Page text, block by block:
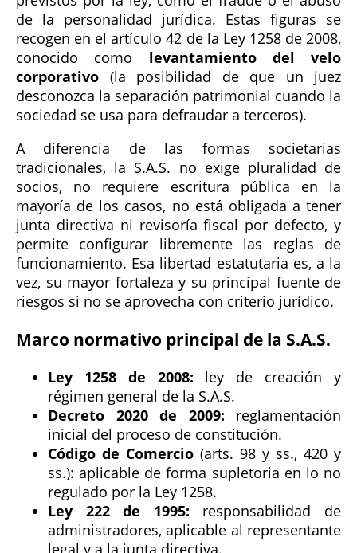
de la personalidad jurídica. Estas figuras se
recogen en el artículo 42 de la Ley 1258 de 2008,
conocido como levantamiento del velo
corporativo (la posibilidad de que un juez
desconozca la separación patrimonial cuando la
sociedad se usa para defraudar a terceros).
A diferencia de las formas societarias
tradicionales, la S.A.S. no exige pluralidad de
socios, no requiere escritura pública en la
mayoría de los casos, no está obligada a tener
junta directiva ni revisoría fiscal por defecto, y
permite configurar libremente las reglas de
funcionamiento. Esa libertad estatutaria es, a la
vez, su mayor fortaleza y su principal fuente de
riesgos si no se aprovecha con criterio jurídico.
Marco normativo principal de la S.A.S.
Ley 1258 de 2008: ley de creación y
régimen general de la S.A.S.
Decreto 2020 de 2009: reglamentación
inicial del proceso de constitución.
Código de Comercio (arts. 98 y ss., 420 y
ss.): aplicable de forma supletoria en lo no
regulado por la Ley 1258.
Ley 222 de 1995: responsabilidad de
administradores, aplicable al representante
legal y a la junta directiva.